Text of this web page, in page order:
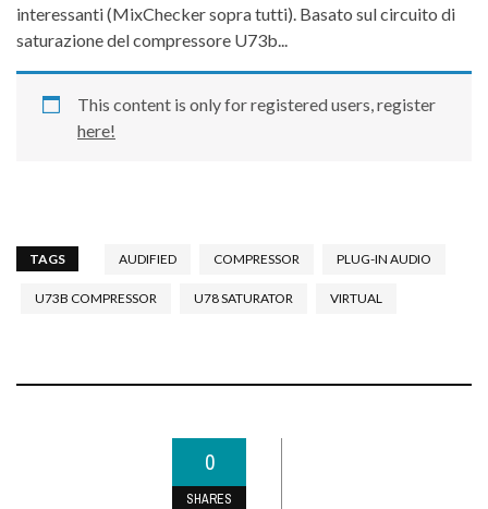
interessanti (MixChecker sopra tutti). Basato sul circuito di
saturazione del compressore U73b...
This content is only for registered users, register
here!
TAGS AUDIFIED COMPRESSOR PLUG-IN AUDIO
U73B COMPRESSOR U78 SATURATOR VIRTUAL
0
SHARES